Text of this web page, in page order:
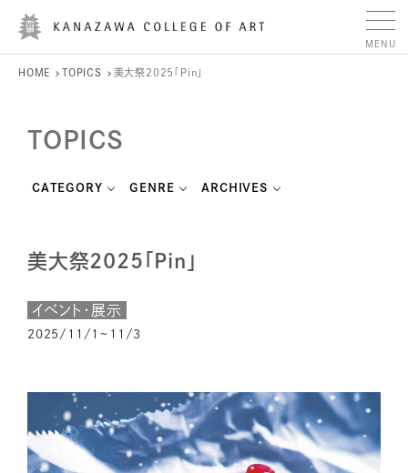
HOME TOPICS 美大祭2025｢Pin｣
TOPICS
CATEGORY GENRE ARCHIVES
美大祭2025｢Pin｣
イベント・展示
2025/11/1~11/3